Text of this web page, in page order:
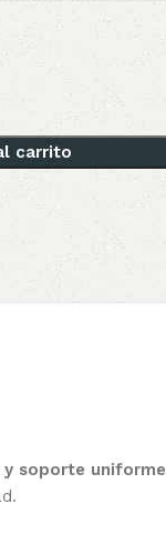
carrito
soporte uniforme